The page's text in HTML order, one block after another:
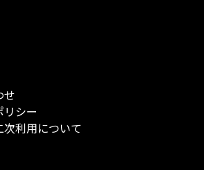
せ
リシー
利用について